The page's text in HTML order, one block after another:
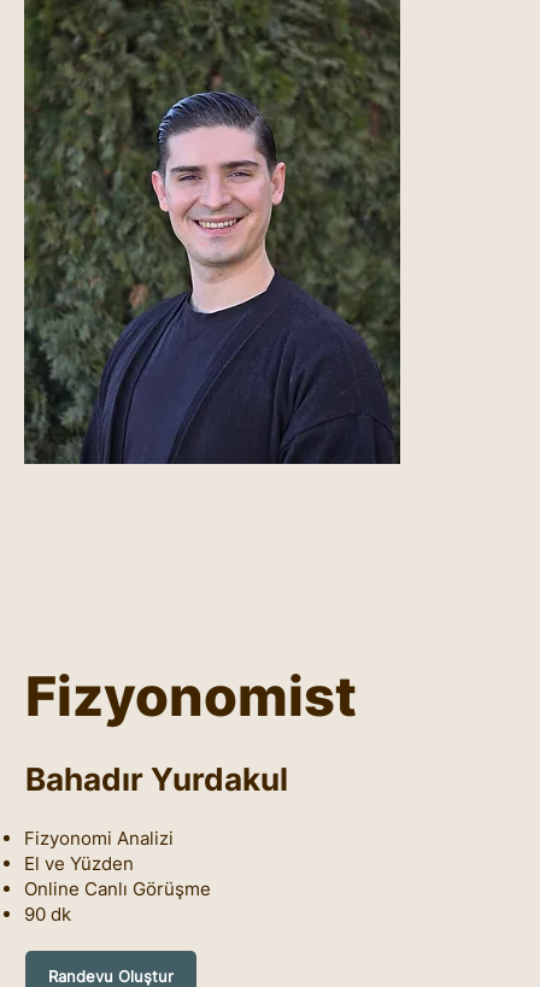
Fizyonomist
Bahadır Yurdakul
Fizyonomi Analizi
El ve Yüzden
Online Canlı Görüşme
90 dk
Randevu Oluştur